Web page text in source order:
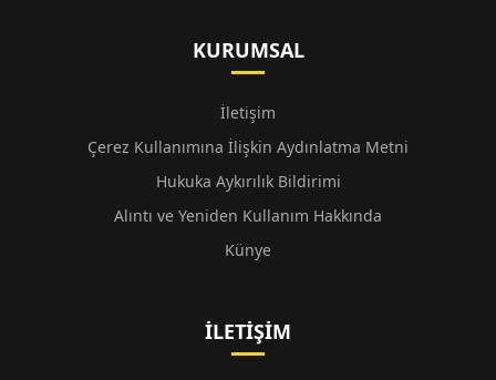
KURUMSAL
İletişim
Çerez Kullanımına İlişkin Aydınlatma Metni
Hukuka Aykırılık Bildirimi
Alıntı ve Yeniden Kullanım Hakkında
Künye
İLETIŞIM